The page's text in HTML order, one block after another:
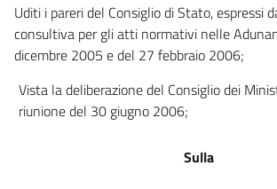
Uditi i pareri del Consiglio di Stato, espressi
consultiva per gli atti normativi nelle
dicembre 2005 e del 27 febbraio 2006;
Vista la deliberazione del Consiglio dei
riunione del 30 giugno 2006;
Sulla